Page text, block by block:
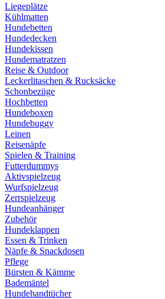
Liegeplätze
Kühlmatten
Hundebetten
Hundedecken
Hundekissen
Hundematratzen
Reise & Outdoor
Leckerlitaschen & Rucksäcke
Schonbezüge
Hochbetten
Hundeboxen
Hundebuggy
Leinen
Reisenäpfe
Spielen & Training
Futterdummys
Aktivspielzeug
Wurfspielzeug
Zerrspielzeug
Hundeanhänger
Zubehör
Hundeklappen
Essen & Trinken
Näpfe & Snackdosen
Pflege
Bürsten & Kämme
Bademäntel
Hundehandtücher